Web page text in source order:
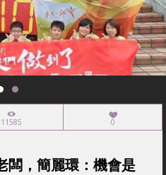
11585 0
闆，簡麗環：機會是